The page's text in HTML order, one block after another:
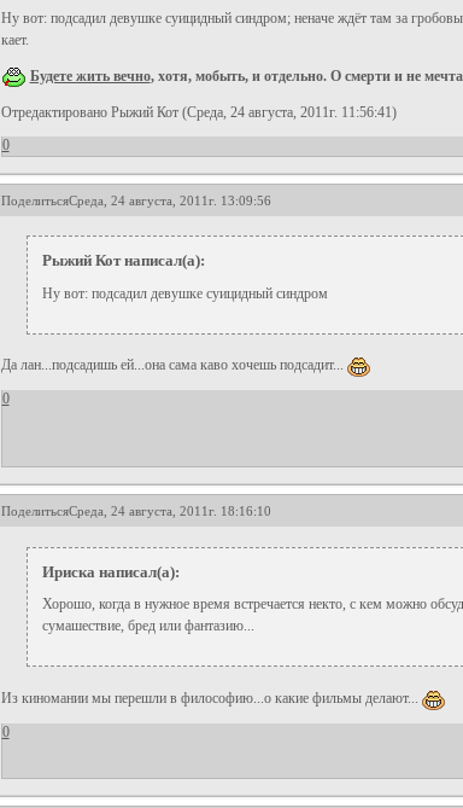
Ну вот: подсадил девушке суицидный синдром; неначе ждёт там за
кает.
Будете жить вечно, хотя, мобыть, и отдельно. О смерти и не
Отредактировано Рыжий Кот (Среда, 24 августа, 2011г. 11:56:41)
0
ПоделитьсяСреда, 24 августа, 2011г. 13:09:56
Рыжий Кот написал(а):
Ну вот: подсадил девушке суицидный синдром
Да лан...подсадишь ей...она сама каво хочешь подсадит...
0
ПоделитьсяСреда, 24 августа, 2011г. 18:16:10
Ириска написал(а):
Хорошо, когда в нужное время встречается некто, с кем можно
сумашествие, бред или фантазию...
Из киномании мы перешли в философию...о какие фильмы делают...
0